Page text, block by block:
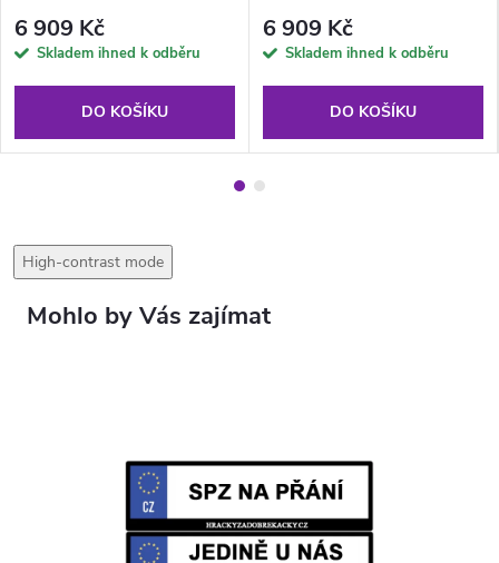
6 909 Kč
Skladem ihned k odběru
DO KOŠÍKU
6 909 Kč
Skladem ihned k odběru
DO KOŠÍKU
High-contrast mode